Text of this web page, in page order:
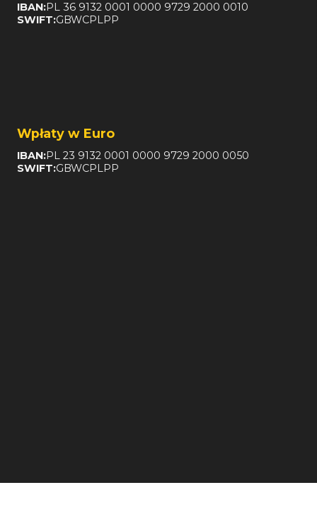
IBAN:PL 36 9132 0001 0000 9729 2000 0010
SWIFT:GBWCPLPP
Wpłaty w Euro
IBAN:PL 23 9132 0001 0000 9729 2000 0050
SWIFT:GBWCPLPP